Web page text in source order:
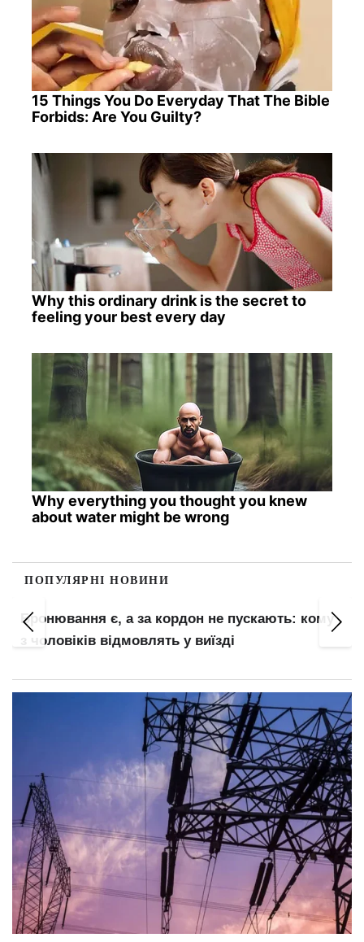
15 Things You Do Everyday That The Bible
Forbids: Are You Guilty?
Why this ordinary drink is the secret to
feeling your best every day
Why everything you thought you knew
about water might be wrong
ПОПУЛЯРНІ НОВИНИ
Бронювання є, а за кордон не пускають: кому
з чоловіків відмовлять у виїзді